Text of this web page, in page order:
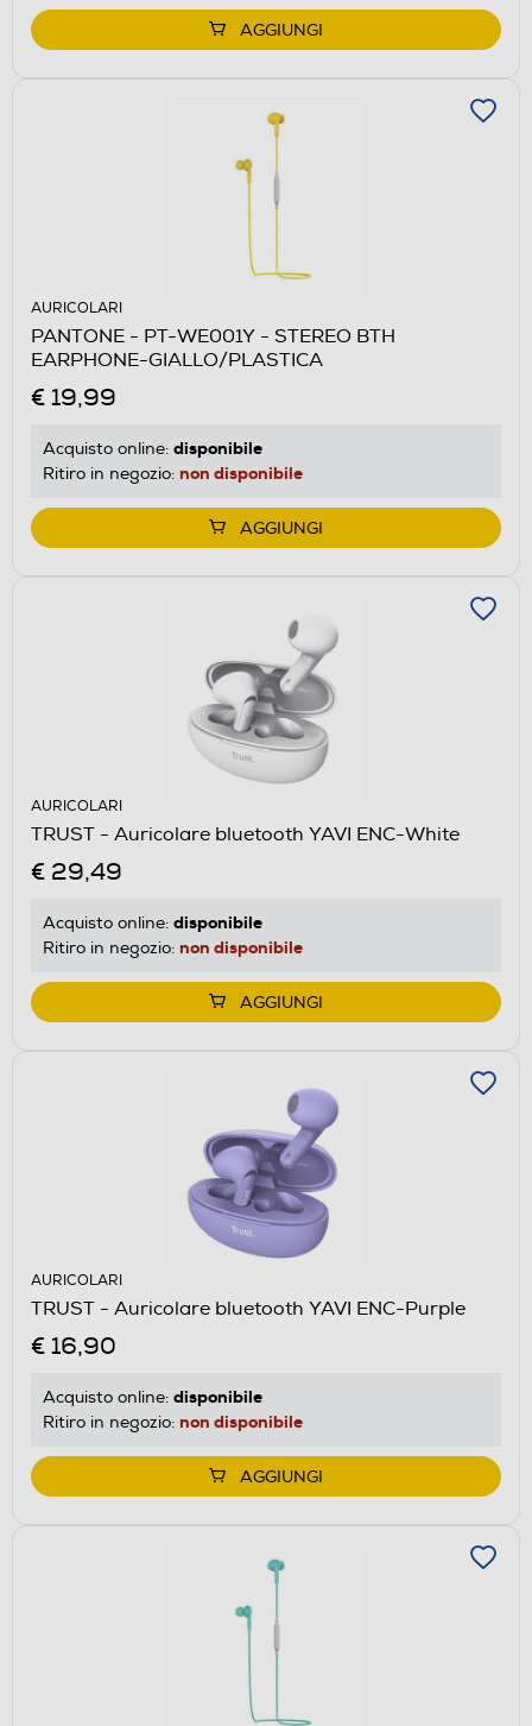
AGGIUNGI
AURICOLARI
PANTONE - PT-WE001Y - STEREO BTH
EARPHONE-GIALLO/PLASTICA
€ 19,99
Acquisto online: disponibile
Ritiro in negozio: non disponibile
AGGIUNGI
AURICOLARI
TRUST - Auricolare bluetooth YAVI ENC-White
€ 29,49
Acquisto online: disponibile
Ritiro in negozio: non disponibile
AGGIUNGI
AURICOLARI
TRUST - Auricolare bluetooth YAVI ENC-Purple
€ 16,90
Acquisto online: disponibile
Ritiro in negozio: non disponibile
AGGIUNGI